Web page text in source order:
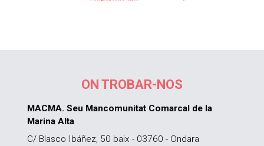
ON TROBAR-NOS
MACMA. Seu Mancomunitat Comarcal de la
Marina Alta
C/ Blasco Ibáñez, 50 baix - 03760 - Ondara